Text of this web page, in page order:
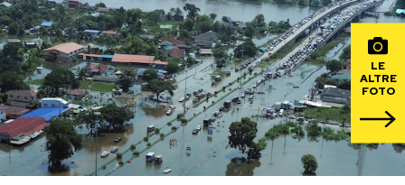
Sport
Mondiali calcio 2026
PODCAST
NEWSLETTER
LE
ALTRE
FOTO